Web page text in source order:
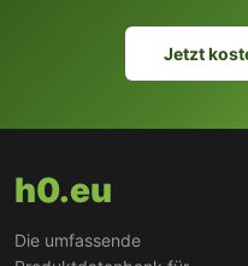
Jetzt
h0.eu
Die umfassende